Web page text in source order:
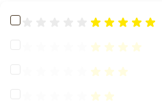
Hodnocení 100%
Hodnocení 80%
Hodnocení 60%
Hodnocení 40%